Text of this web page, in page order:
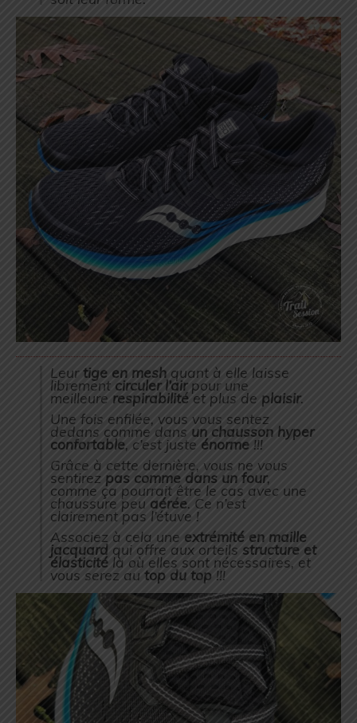
Leurtige en mesh quant à elle laisse
librement circuler l’airpour une
meilleure respirabilitéet plus de plaisir.
Une fois enfilée, vous vous sentez
dedans comme dans un chausson hyper
confortable, c’est juste énorme !!!
Grâce à cette dernière, vous ne vous
sentirez pas comme dans un four,
comme ça pourrait être le cas avec une
chaussure peu aérée. Ce n’est
clairement pas l’étuve !
Associez à cela une extrémité en maille
jacquard qui offre aux orteils structure et
élasticité là où elles sont nécessaires, et
vous serez au top du top !!!